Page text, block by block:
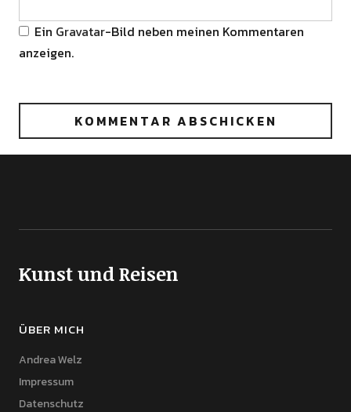
Ein Gravatar-Bild neben meinen Kommentaren
anzeigen.
Kunst und Reisen
ÜBER MICH
Andrea Welz
Impressum
Datenschutz